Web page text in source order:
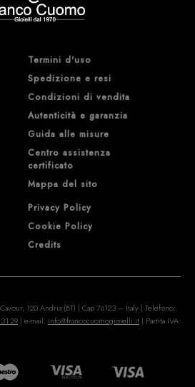
Termini d'uso
Spedizione e resi
Condizioni di vendita
Autenticità e garanzia
Guida alle misure
Centro assistenza
certificato
Mappa del sito
Privacy Policy
Cookie Policy
Credits
120 Andria (BT) | Cap 76123 – Italy | Telefono:
29 | e-mail: info@francocuomogioielli.it | Partita IVA: